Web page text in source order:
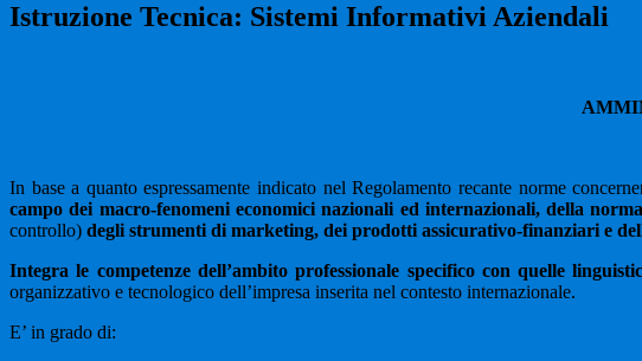
Istruzione Tecnica: Sistemi Informativi Aziendali
In base a quanto espressamente indicato nel Regolamento recante norme
campo dei macro-fenomeni economici nazionali ed internazionali, della
controllo) degli strumenti di marketing, dei prodotti assicurativo-finanziari e
Integra le competenze dell’ambito professionale specifico con quelle
organizzativo e tecnologico dell’impresa inserita nel contesto internazionale.
E’ in grado di: